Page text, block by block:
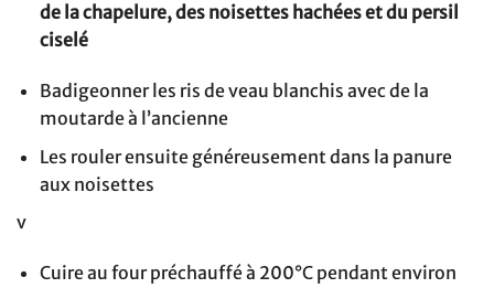
de la chapelure, des noisettes hachées et du persil
ciselé
Badigeonner les ris de veau blanchis avec de la
moutarde à l’ancienne
Les rouler ensuite généreusement dans la panure
aux noisettes
v
Cuire au four préchauffé à 200°C pendant environ